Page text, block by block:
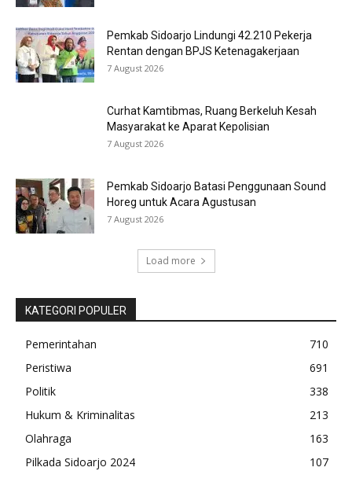
Pemkab Sidoarjo Lindungi 42.210 Pekerja
Rentan dengan BPJS Ketenagakerjaan
7 August 2026
Curhat Kamtibmas, Ruang Berkeluh Kesah
Masyarakat ke Aparat Kepolisian
7 August 2026
Pemkab Sidoarjo Batasi Penggunaan Sound
Horeg untuk Acara Agustusan
7 August 2026
Load more
KATEGORI POPULER
Pemerintahan
710
Peristiwa
691
Politik
338
Hukum & Kriminalitas
213
Olahraga
163
Pilkada Sidoarjo 2024
107